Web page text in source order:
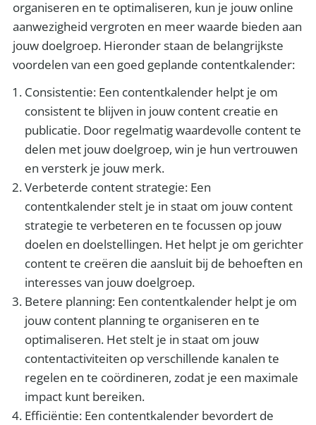
organiseren en te optimaliseren, kun je jouw online
aanwezigheid vergroten en meer waarde bieden aan
jouw doelgroep. Hieronder staan de belangrijkste
voordelen van een goed geplande contentkalender:
Consistentie: Een contentkalender helpt je om
consistent te blijven in jouw content creatie en
publicatie. Door regelmatig waardevolle content te
delen met jouw doelgroep, win je hun vertrouwen
en versterk je jouw merk.
Verbeterde content strategie: Een
contentkalender stelt je in staat om jouw content
strategie te verbeteren en te focussen op jouw
doelen en doelstellingen. Het helpt je om gerichter
content te creëren die aansluit bij de behoeften en
interesses van jouw doelgroep.
Betere planning: Een contentkalender helpt je om
jouw content planning te organiseren en te
optimaliseren. Het stelt je in staat om jouw
contentactiviteiten op verschillende kanalen te
regelen en te coördineren, zodat je een maximale
impact kunt bereiken.
Efficiëntie: Een contentkalender bevordert de